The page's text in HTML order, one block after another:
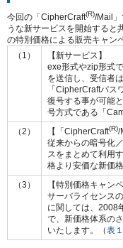
今回の「CipherCraft(R)/Mail」
うな新サービスを開始すると
の特別価格による販売キャン
（1）
【新サービス】
exe形式やzip形式
を送信し、受信者
「CipherCraftパス
復号する事が可能
号方式である「
（2）
【「CipherCraft(R)/
従来からの暗号化
スをまとめて利用
格より安価な新価
（3）
【特別価格キャン
サーバライセンス
に関しては、2008
で、新価格体系の
いたします。（表